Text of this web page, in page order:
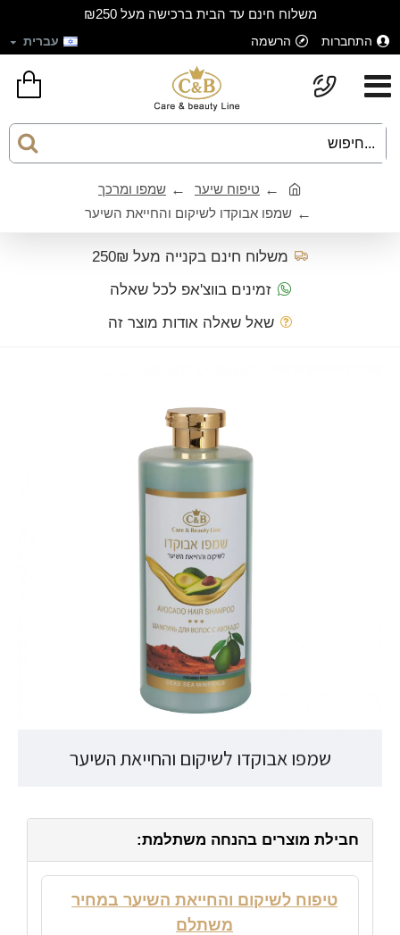
משלוח חינם עד הבית ברכישה מעל ₪250
התחברות הרשמה עברית
טיפוח שיער
שמפו ומרכך
שמפו אבוקדו לשיקום והחייאת השיער
משלוח חינם בקנייה מעל 250₪
זמינים בווצ'אפ לכל שאלה
שאל שאלה אודות מוצר זה
שמפו אבוקדו לשיקום והחייאת השיער
חבילת מוצרים בהנחה משתלמת:
טיפוח לשיקום והחייאת השיער במחיר
משתלם